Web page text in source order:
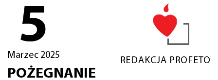
5
Marzec 2025
REDAKCJA PROFETO
POŻEGNANIE